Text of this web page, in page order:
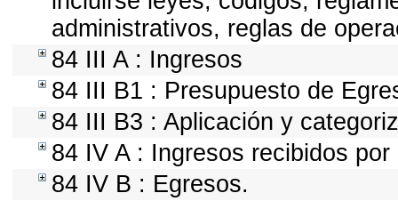
administrativos, reglas de
84 III A : Ingresos
84 III B1 : Presupuesto de
84 III B3 : Aplicación y
84 IV A : Ingresos recibidos
84 IV B : Egresos.